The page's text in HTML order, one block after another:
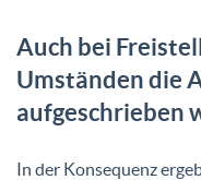
Auch bei
Umständen die
aufgeschrieben
In der Konsequenz